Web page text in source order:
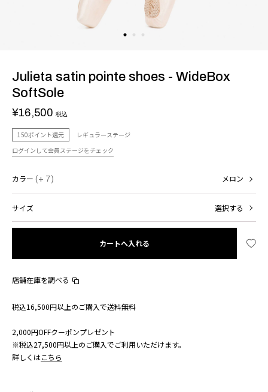
Julieta satin pointe shoes - WideBox
SoftSole
¥16,500 税込
150ポイント還元
レギュラーステージ
ログインして会員ステージをチェック
カラー (+ 7) メロン
サイズ 選択する
カートへ入れる
店舗在庫を調べる
税込16,500円以上のご購入で送料無料
2,000円OFFクーポンプレゼント
※税込27,500円以上のご購入でご利用いただけます。
詳しくはこちら